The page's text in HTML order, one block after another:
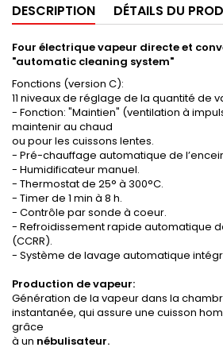
DESCRIPTION DÉTAILS DU
Four électrique vapeur directe et
"automatic cleaning system"
Fonctions (version C):
11 niveaux de réglage de la quantité de
- Fonction: "Maintien" (ventilation à
maintenir au chaud
ou pour les cuissons lentes.
- Pré-chauffage automatique de
- Humidificateur manuel.
- Thermostat de 25° à 300°C.
- Timer de 1 min à 8 h.
- Contrôle par sonde à coeur.
- Refroidissement rapide automatique
(CCRR).
- Système de lavage automatique
Production de vapeur:
Génération de la vapeur dans la
instantanée, qui assure une cuisson
grâce
à un nébulisateur.